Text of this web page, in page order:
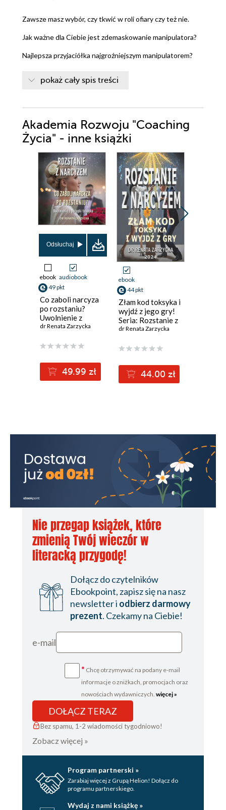
Zawsze masz wybór, czy tkwić w roli ofiary czy też nie.
Jak ważne dla Ciebie jest zdemaskowanie manipulatora?
Najlepsza przyjaciółka najgroźniejszym manipulatorem?
Mam prawdo do… !
Czy trudne sytuacje mogą być wyzwaniem motywującym
do rozwoju?
pokaż cały spis treści
Akademia Rozwoju "Coaching
Życia" - inne książki
Odsłuchaj
ebook audiobook
49 pkt
Co zaboli narcyza
po rozstaniu?
Uwolnienie z
pułapki toksyka.
narcyzem 3
dr Renata Zarzycka
49.99 zł
ebook
44 pkt
Złam kod toksyka i
wyjdź z jego gry!
Seria: Rozstanie z
narcyzem
dr Renata Zarzycka
44.00 zł
Nie przegap książek, które
zmienią Twój wieczór w
literacką przygodę!
Dołącz do czytelników
Ebookpoint, zapisz się na nasz
newsletter i odbierz darmowy
prezent. Czekamy na Ciebie!
e-mail
* Chcę otrzymywać na podany e-mail
informacje o zniżkach, promocjach oraz
nowościach wydawniczych. więcej »
DOŁĄCZ TERAZ
Bez spamu, 1-2 wiadomości tygodniowo!
Zobacz więcej »
Program partnerski »
Zarabiaj więcej z Grupą Helion! Dołącz do
programu partnerskiego.
Wydaj z nami książkę »